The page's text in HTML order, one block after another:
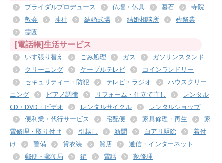
ブライダルプロデュース 仏壇・仏具 墓石
寺院
教会
神社 結婚式場 結婚相談所
葬祭業
霊園
[電話帳]生活サービス
いす張り替え ごみ処理 ガス
ガソリンスタンド
クリーニング
ケーブルテレビ
コインランドリー
セキュリティー・防犯
テレビ・ラジオ
ハウスクリー
ニング
ピアノ調律 リフォーム・仕立て直し
レンタル
CD・DVD・ビデオ
レンタルサイクル
レンタルショップ
便利業・代行サービス
宅配便 家具修理・再生
家
電修理・取り付け
引越し 新聞 白アリ駆除
着付
け
警備 貸衣装 質店
通信・インターネット
郵便・郵便局
鍵 電話 靴修理